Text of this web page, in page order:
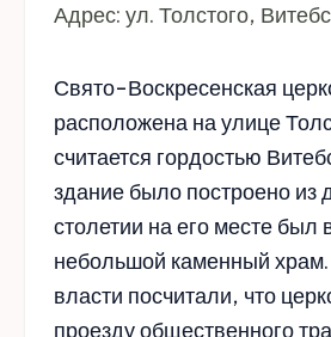
Адрес: ул. Толстого,
Свято-Воскресенская
расположена на улице
считается гордостью
здание было построено из
столетии на его месте был
небольшой каменный храм.
власти посчитали, что
проезду общественного